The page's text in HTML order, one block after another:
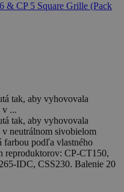
tak, aby vyhovovala
v ...
tak, aby vyhovovala
neutrálnom sivobielom
farbou podľa vlastného
reproduktorov: CP-CT150,
IDC, CSS230. Balenie 20